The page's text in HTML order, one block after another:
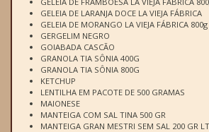
GELEIA DE LARANJA DOCE LA VIEJA FÁBRICA
GELEIA DE MORANGO LA VIEJA FÁBRICA 800g
GERGELIM NEGRO
GOIABADA CASCÃO
GRANOLA TIA SÔNIA 400G
GRANOLA TIA SÔNIA 800G
KETCHUP
LENTILHA EM PACOTE DE 500 GRAMAS
MAIONESE
MANTEIGA COM SAL TINA 500 GR
MANTEIGA GRAN MESTRI SEM SAL 200 GR LT